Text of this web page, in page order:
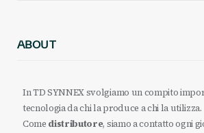
ABOUT
In TD SYNNEX svolgiamo un compito
tecnologia da chi la produce a chi la utilizza.
Come distributore, siamo a contatto ogni